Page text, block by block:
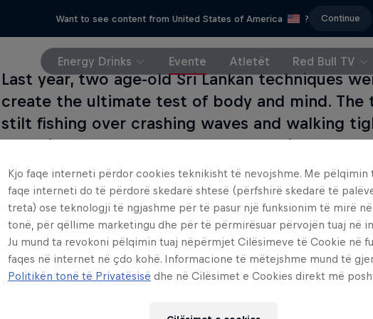
Want to see content from United States of America ? Continue
Energy Drinks Evente Atletët Red Bull TV
Last year, two age-old Sri Lankan techniques
create the ultimate test of body and mind. The
stilt fishing over crashing waves and walking
towering treetops to extract palm wine were
course unlike anything the world had ever seen.
On February 21, 2016, Red Bull Levels returns to Sri Lanka
talents and unknown potential of these two native
spectacle of balance, agility and concentration. 60 teams
the tides and sunshine of Cinnamon Hotels & Resorts,
across fishing stilts on tightropes of different heights
Kjo faqe interneti përdor cookies teknikisht të nevojshme. Me pëlqimin
faqe interneti do të përdorë skedarë shtesë (përfshirë skedarë të
treta) ose teknologji të ngjashme për të pasur një funksionim të mirë
tonë, për qëllime marketingu dhe për të përmirësuar përvojën tuaj në
Ju mund ta revokoni pëlqimin tuaj nëpërmjet Cilësimeve të Cookie në
faqes në internet në çdo kohë. Informacione të mëtejshme mund të
Politikën tonë të Privatësisë dhe në Cilësimet e Cookies direkt më